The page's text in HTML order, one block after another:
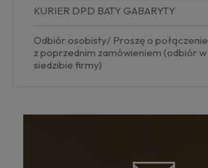
KURIER DPD BATY GABARYTY
Odbiór osobisty/ Proszę o połączenie
z poprzednim zamówieniem (odbiór w
siedzibie firmy)